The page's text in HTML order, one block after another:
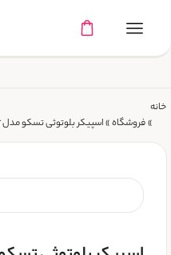
خانه
»فروشگاه»اسپیکر بلوتوثی تسکو مدل TS 2366 Tsco TS 2366 Bluetooth Speaker